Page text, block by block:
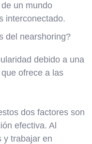
un mundo
interconectado.
del nearshoring?
debido a una
ofrece a las
dos factores son
efectiva. Al
y trabajar en